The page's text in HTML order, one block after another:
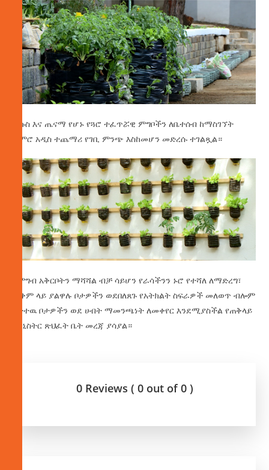
ትኩስእና ጤናማ የሆኑ የጓሮ ተፈጥሯዊ ምግቦችን ለቤተሰብ ከማስገኘት
ጀምሮ አዲስ ተጨማሪ የገቢ ምንጭ እስከመሆን መድረሱ ተገልጿል።
የምግብ አቅርቦትን ማሻሻል ብቻ ሳይሆን የራሳችንን ኑሮ የተሻለ ለማድረግ፣
ጥቅም ላይ ያልዋሉ ቦታዎችን ወደበለጸጉ የአትክልት ስፍራዎች መለወጥ ብሎም
የተተዉ ቦታዎችን ወደ ሀብት ማመንጫነት ለመቀየር እንደሚያስችል የጠቅላይ
ሚኒስትር ጽህፈት ቤት መረጃ ያሳያል።
0 Reviews ( 0 out of 0 )